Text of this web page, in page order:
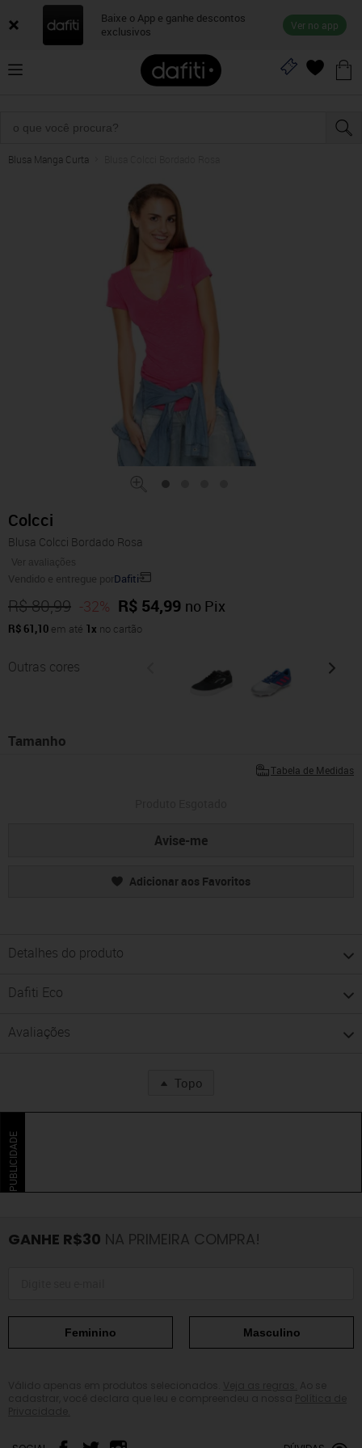
Baixe o App e ganhe descontos
exclusivos
Ver no app
Blusa Manga Curta
Colcci
Blusa Colcci Bordado Rosa
Ver avaliações
Vendido e entregue porDafiti
R$ 80,99 -32% R$ 54,99 no Pix
R$ 61,10 em até 1x no cartão
Outras cores
Tamanho
Tabela de Medidas
Avise-me
Adicionar aos Favoritos
Detalhes do produto
Dafiti Eco
Avaliações
Topo
PUBLICIDADE
GANHE R$30 NA PRIMEIRA COMPRA!
Feminino Masculino